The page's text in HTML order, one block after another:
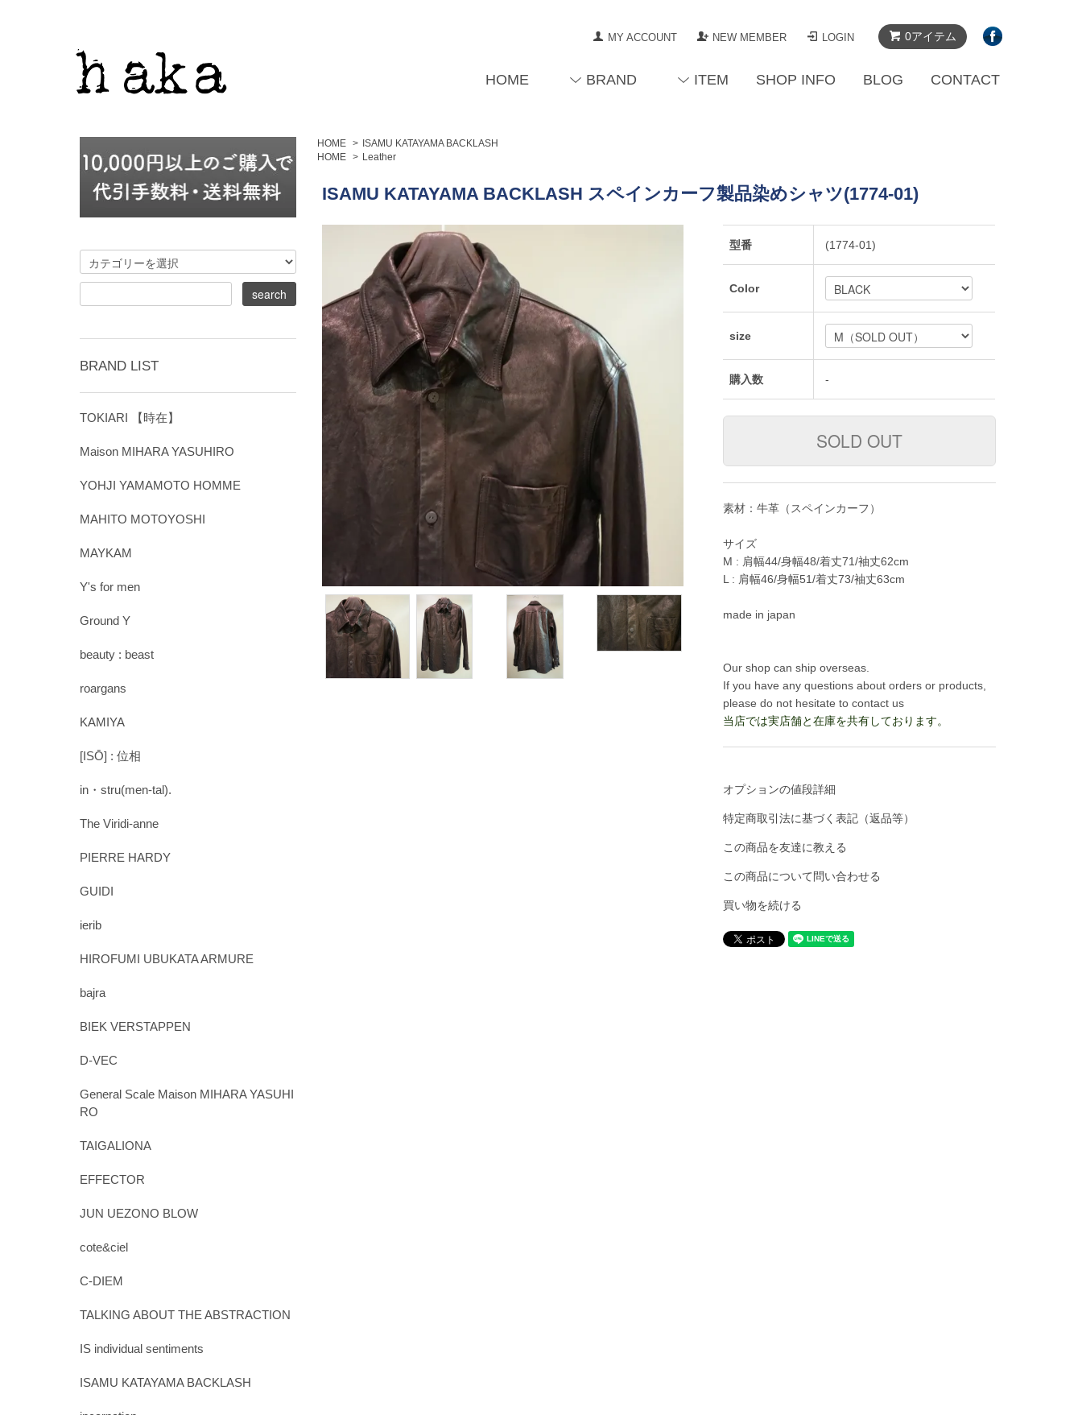
0アイテム
MY ACCOUNT NEW MEMBER LOGIN
HOME BRAND ITEM SHOP INFO BLOG CONTACT
HOME > ISAMU KATAYAMA BACKLASH
HOME
> Leather
ISAMU KATAYAMA BACKLASH スペインカーフ製品染めシャツ(1774-01)
型番 (1774-01)
Color
size
購入数 -
素材：牛革（スペインカーフ）
サイズ
M : 肩幅44/身幅48/着丈71/袖丈62cm
L : 肩幅46/身幅51/着丈73/袖丈63cm
made in japan
Our shop can ship overseas.
If you have any questions about orders or products,
please do not hesitate to contact us
当店では実店舗と在庫を共有しております。
オプションの値段詳細
特定商取引法に基づく表記（返品等）
この商品を友達に教える
この商品について問い合わせる
買い物を続ける
BRAND LIST
TOKIARI 【時在】
Maison MIHARA YASUHIRO
YOHJI YAMAMOTO HOMME
MAHITO MOTOYOSHI
MAYKAM
Y's for men
Ground Y
beauty : beast
roargans
KAMIYA
[ISŌ] : 位相
in・stru(men-tal).
The Viridi-anne
PIERRE HARDY
GUIDI
ierib
HIROFUMI UBUKATA ARMURE
bajra
BIEK VERSTAPPEN
D-VEC
General Scale Maison MIHARA YASUHI
RO
TAIGALIONA
EFFECTOR
JUN UEZONO BLOW
cote&ciel
C-DIEM
TALKING ABOUT THE ABSTRACTION
IS individual sentiments
ISAMU KATAYAMA BACKLASH